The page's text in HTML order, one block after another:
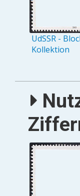
UdSSR -
Kollektion